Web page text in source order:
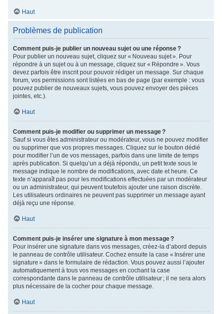
Haut
Problèmes de publication
Comment puis-je publier un nouveau sujet ou une réponse ?
Pour publier un nouveau sujet, cliquez sur « Nouveau sujet ». Pour
répondre à un sujet ou à un message, cliquez sur « Répondre ». Vous
devez parfois être inscrit pour pouvoir rédiger un message. Sur chaque
forum, vos permissions sont listées en bas de page (par exemple : vous
pouvez publier de nouveaux sujets, vous pouvez envoyer des pièces
jointes, etc.).
Haut
Comment puis-je modifier ou supprimer un message ?
Sauf si vous êtes administrateur ou modérateur, vous ne pouvez modifier
ou supprimer que vos propres messages. Cliquez sur le bouton dédié
pour modifier l’un de vos messages, parfois dans une limite de temps
après publication. Si quelqu’un a déjà répondu, un petit texte sous le
message indique le nombre de modifications, avec date et heure. Ce
texte n’apparaît pas pour les modifications effectuées par un modérateur
ou un administrateur, qui peuvent toutefois ajouter une raison discrète.
Les utilisateurs ordinaires ne peuvent pas supprimer un message ayant
déjà reçu une réponse.
Haut
Comment puis-je insérer une signature à mon message ?
Pour insérer une signature dans vos messages, créez-la d’abord depuis
le panneau de contrôle utilisateur. Cochez ensuite la case « Insérer une
signature » dans le formulaire de rédaction. Vous pouvez aussi l’ajouter
automatiquement à tous vos messages en cochant la case
correspondante dans le panneau de contrôle utilisateur ; il ne sera alors
plus nécessaire de la cocher pour chaque message.
Haut